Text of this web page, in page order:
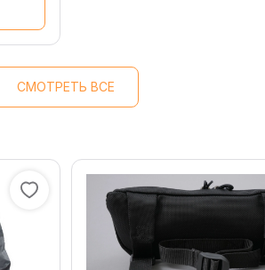
СМОТРЕТЬ ВСЕ